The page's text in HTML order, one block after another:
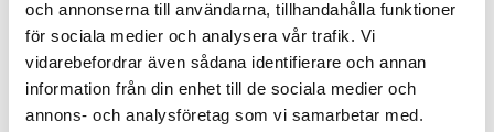
och annonserna till användarna, tillhandahålla funktioner
för sociala medier och analysera vår trafik. Vi
vidarebefordrar även sådana identifierare och annan
information från din enhet till de sociala medier och
annons- och analysföretag som vi samarbetar med.
Mer om U-Sit-70
Denna sittpuff kombinerar funktionell design med